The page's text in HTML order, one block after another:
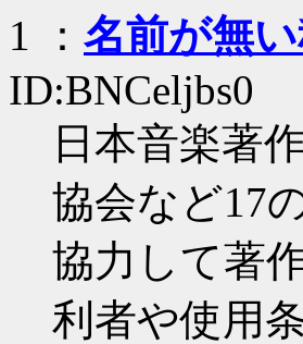
1 ： 名前が無
ID:BNCeljbs0
日本音楽著
協会など17
協力して著
利者や使用